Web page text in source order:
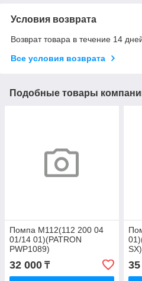
Условия возврата
Возврат товара в течение 14
Все условия возврата
Подобные товары
Помпа M112(112 200 04
01/14 01)(PATRON
PWP1089)
32 000 ₸
SX)